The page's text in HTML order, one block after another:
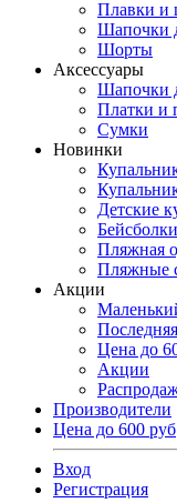
Плавки и
Шапочки
Шорты
Аксессуары
Шапочки
Платки и
Сумки
Новинки
Детские
Пляжная
Пляжные
Акции
Цена до
Акции
Производители
Цена до 600 руб
Вход
Регистрация